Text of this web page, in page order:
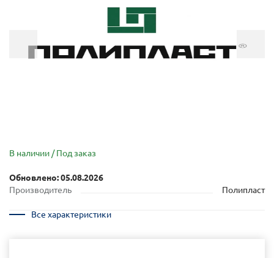
В наличии / Под заказ
Обновлено: 05.08.2026
Производитель
Полипласт
Все характеристики